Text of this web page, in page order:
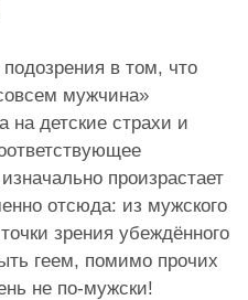
в том, что
мужчина»
на детские страхи и
произрастает
отсюда: из мужского
зрения убеждённого
геем, помимо прочих
не по-мужски!